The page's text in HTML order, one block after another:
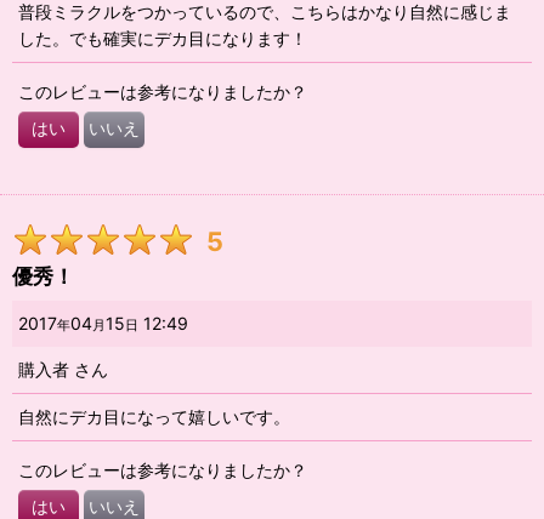
普段ミラクルをつかっているので、こちらはかなり自然に感じま
した。でも確実にデカ目になります！
このレビューは参考になりましたか？
はい いいえ
5
優秀！
2017年04月 15 日 12:49
購入者 さん
自然にデカ目になって嬉しいです。
このレビューは参考になりましたか？
はい いいえ